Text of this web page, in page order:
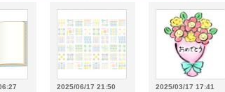
2025/06/17 21:50 2025/03/17 17:41